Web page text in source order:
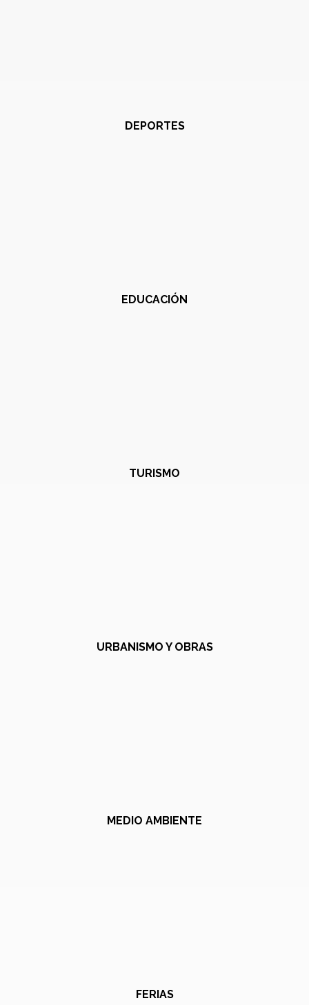
DEPORTES
EDUCACIÓN
TURISMO
URBANISMO Y OBRAS
MEDIO AMBIENTE
FERIAS